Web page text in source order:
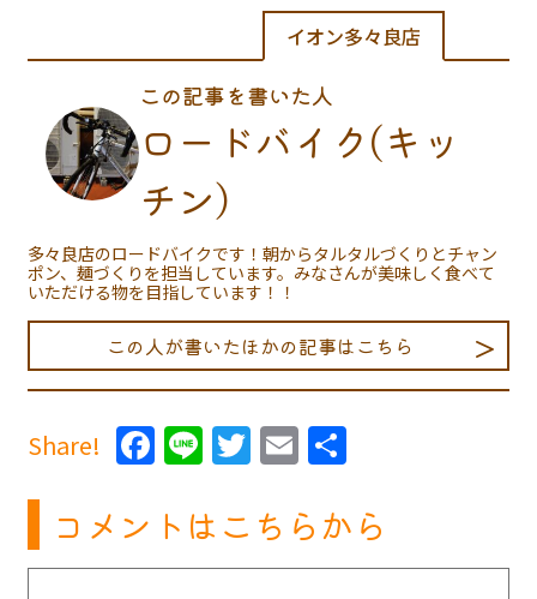
イオン多々良店
この記事を書いた人
ロードバイク(キッ
チン)
多々良店のロードバイクです！朝からタルタルづくりとチャン
ポン、麺づくりを担当しています。みなさんが美味しく食べて
いただける物を目指しています！！
この人が書いたほかの記事はこちら
Share! Facebook
LineTwitter
Email
コメントはこちらから